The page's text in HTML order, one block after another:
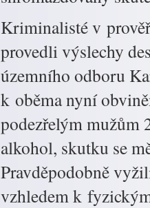
Kriminalisté v
provedli výslechy
územního odboru
k oběma nyní
podezřelým mužům
alkohol, skutku se
Pravděpodobně
vzhledem k